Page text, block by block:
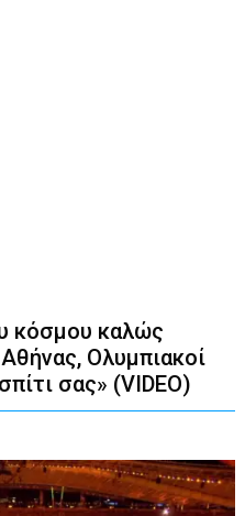
κόσμου καλώς
Ολυμπιακοί
σας» (VIDEO)